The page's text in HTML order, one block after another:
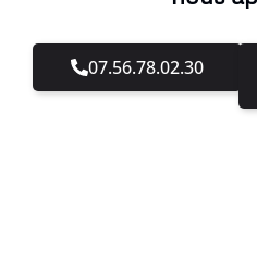
07.56.78.02.30